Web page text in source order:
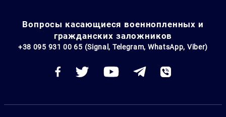
Вопросы касающиеся военнопленных и
гражданских заложников
+38 095 931 00 65 (Signal, Telegram, WhatsApp, Viber)